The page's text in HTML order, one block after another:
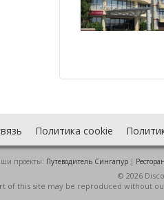
Политика cookie
проекты: Путеводитель Сингапур|
© 2026
of this site may be reproduced without